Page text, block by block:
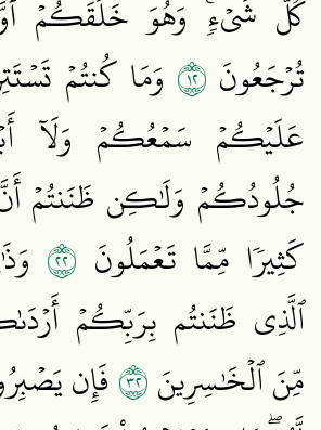
كُلَّ شَيۡءٖۚ وَهُوَ خَلَقَكُمۡ
تُرۡجَعُونَ ٢١ وَمَا كُنتُمۡ
عَلَيۡكُمۡ سَمۡعُكُمۡ وَلَآ
جُلُودُكُمۡ وَلَٰكِن ظَنَنتُمۡ أَنَّ
كَثِيرٗا مِّمَّا تَعۡمَلُونَ ٢٢
ٱلَّذِي ظَنَنتُم بِرَبِّكُمۡ
مِّنَ ٱلۡخَٰسِرِينَ٢٣فَإِن